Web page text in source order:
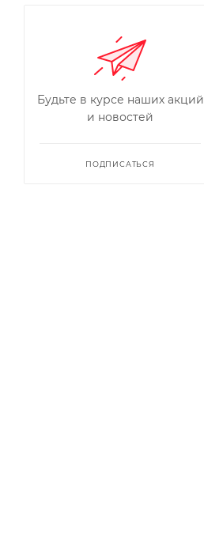
Будьте в курсе наших акций
и новостей
ПОДПИСАТЬСЯ